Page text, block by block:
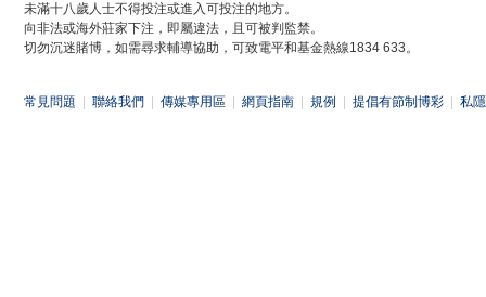
未滿十八歲人士不得投注或進入可投注的地方。
向非法或海外莊家下注，即屬違法，且可被判監禁。
切勿沉迷賭博，如需尋求輔導協助，可致電平和基金熱線1834 633。
常見問題 聯絡我們 傳媒專用區 網頁指南 規例 提倡有節制博彩 私